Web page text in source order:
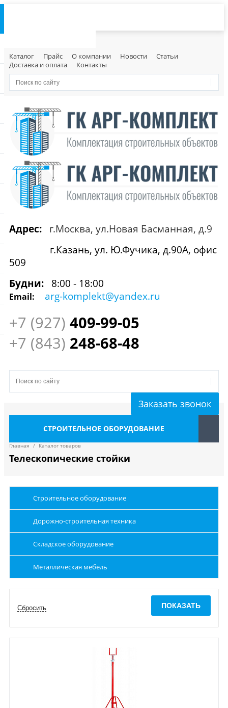
Каталог Прайс О компании Новости
Статьи
Доставка и оплата
Контакты
Адрес:
г.Москва, ул.Новая Басманная, д.9
г.Казань, ул. Ю.Фучика, д.90А, офис
509
Будни:
8:00 - 18:00
Email: arg-komplekt@yandex.ru
+7 (927) 409-99-05
+7 (843) 248-68-48
Заказать звонок
СТРОИТЕЛЬНОЕ ОБОРУДОВАНИЕ
Главная / Каталог товаров
Телескопические стойки
Строительное оборудование
Дорожно-строительная техника
Складское оборудование
Металлическая мебель